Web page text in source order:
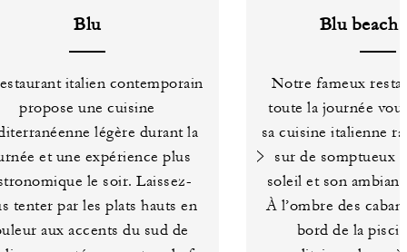
Blu
italien contemporain
propose une cuisine
légère durant la
et une expérience plus
le soir. Laissez-
tenter par les plats hauts en
aux accents du sud de
Blu beach
Notre fameux
toute la journée
sa cuisine italienne
sur de somptueux
soleil et son
À l’ombre des
bord de la